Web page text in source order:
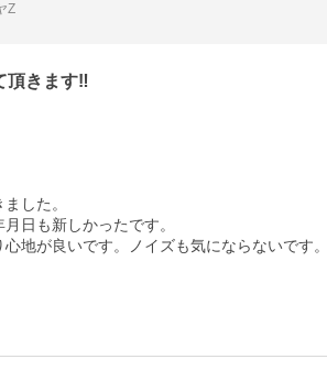
Z
頂きます‼︎
した。
日も新しかったです。
地が良いです。ノイズも気にならないです。